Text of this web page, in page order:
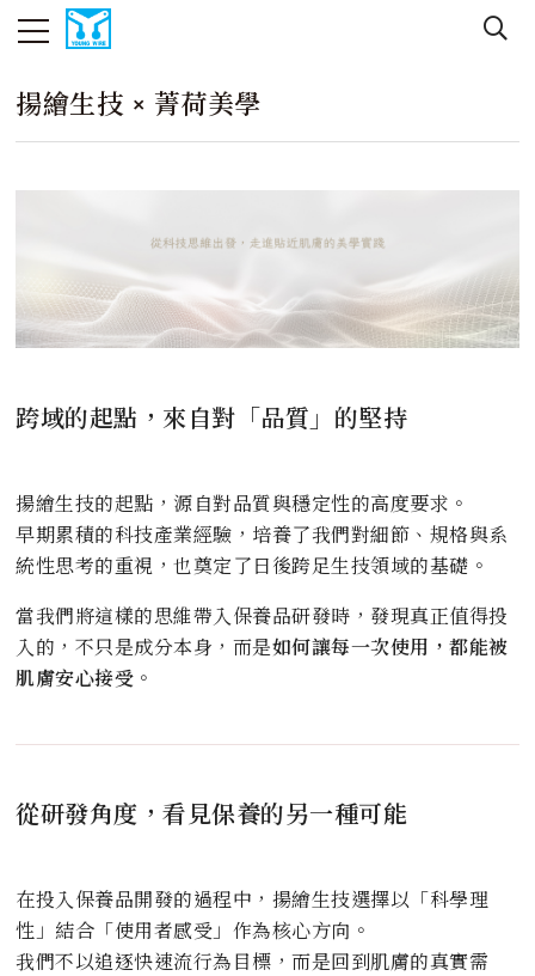
揚繪生技 × 菁荷美學
跨域的起點，來自對「品質」的堅持
揚繪生技的起點，源自對品質與穩定性的高度要求。
早期累積的科技產業經驗，培養了我們對細節、規格與系
統性思考的重視，也奠定了日後跨足生技領域的基礎。
當我們將這樣的思維帶入保養品研發時，發現真正值得投
入的，不只是成分本身，而是如何讓每一次使用，都能被
肌膚安心接受 。
從研發角度，看見保養的另一種可能
在投入保養品開發的過程中，揚繪生技選擇以「科學理
性」結合「使用者感受」作為核心方向。
我們不以追逐快速流行為目標，而是回到肌膚的真實需